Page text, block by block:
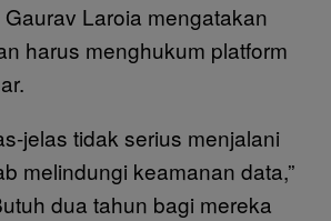
Laroia mengatakan
harus menghukum platform
jelas tidak serius menjalani
melindungi keamanan data,”
dua tahun bagi mereka